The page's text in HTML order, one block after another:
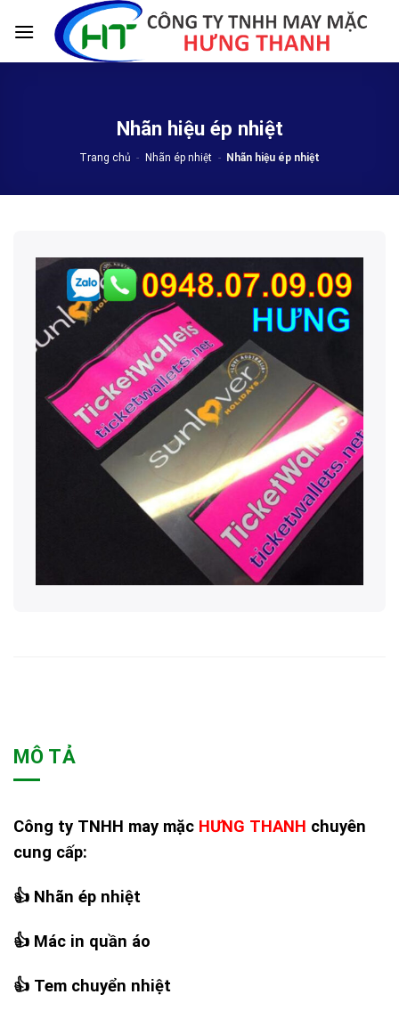
Nhãn hiệu ép nhiệt
Trang chủ - Nhãn ép nhiệt - Nhãn hiệu ép nhiệt
MÔ TẢ
Công ty TNHH may mặc HƯNG THANH chuyên
cung cấp:
👍 Nhãn ép nhiệt
👍 Mác in quần áo
👍 Tem chuyển nhiệt